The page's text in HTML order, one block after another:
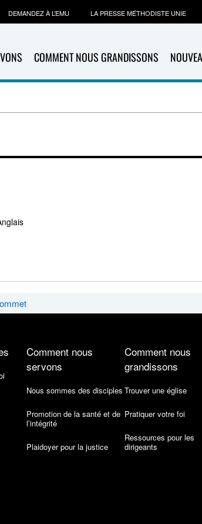
COMMENT NOUS GRANDISSONS
DEMANDEZ À L’EMU LA PRESSE MÉTHODISTE UNIE
Comment nous
servons
Nous sommes des disciples
Promotion de la santé et de
l’intégrité
Plaidoyer pour la justice
Comment nous
grandissons
Trouver une église
Pratiquer votre foi
Ressources pour les
dirigeants